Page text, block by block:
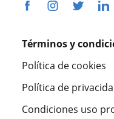
Términos y
Política de cookies
Política de
Condiciones uso